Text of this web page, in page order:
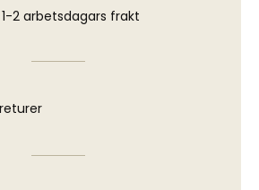
2 arbetsdagars frakt